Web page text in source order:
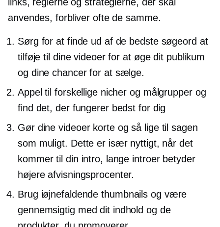
anvendes, forbliver ofte de samme.
Sørg for at finde ud af de bedste søgeord at
tilføje til dine videoer for at øge dit publikum
og dine chancer for at sælge.
Appel til forskellige nicher og målgrupper og
find det, der fungerer bedst for dig
Gør dine videoer korte og så lige til sagen
som muligt. Dette er især nyttigt, når det
kommer til din intro, lange introer betyder
højere afvisningsprocenter.
Brug iøjnefaldende thumbnails og være
gennemsigtig med dit indhold og de